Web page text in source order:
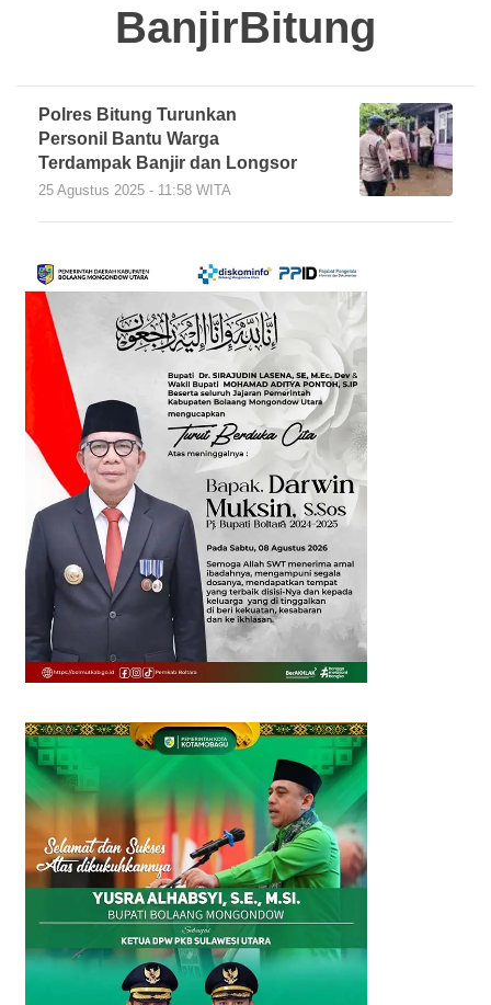
BanjirBitung
Polres Bitung Turunkan
Personil Bantu Warga
Terdampak Banjir dan Longsor
25 Agustus 2025 - 11:58 WITA